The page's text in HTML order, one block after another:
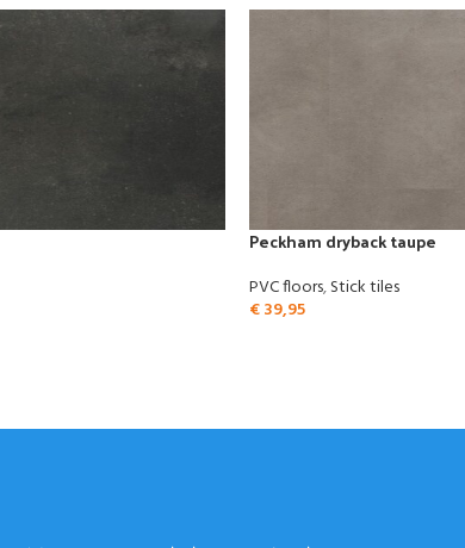
Peckham dryback taupe
PVC floors,Stick tiles
€39,95